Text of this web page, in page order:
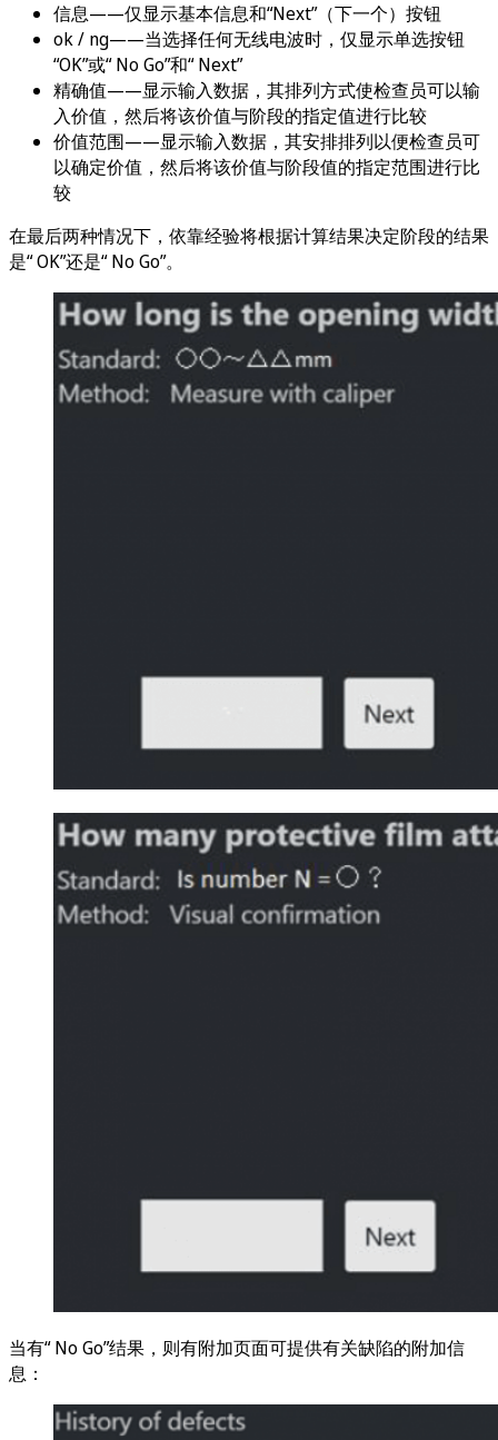
信息——仅显示基本信息和“Next”（下一个）按钮
ok / ng——当选择任何无线电波时，仅显示单选按钮
“OK”或“ No Go”和“ Next”
精确值——显示输入数据，其排列方式使检查员可以输
入价值，然后将该价值与阶段的指定值进行比较
价值范围——显示输入数据，其安排排列以便检查员可
以确定价值，然后将该价值与阶段值的指定范围进行比
较
在最后两种情况下，依靠经验将根据计算结果决定阶段的结果
是“ OK”还是“ No Go”。
当有“ No Go”结果，则有附加页面可提供有关缺陷的附加信
息：